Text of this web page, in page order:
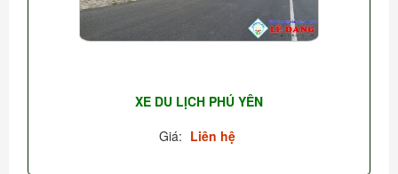
XE DU LỊCH PHÚ YÊN
Giá: Liên hệ